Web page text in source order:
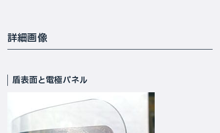
詳細画像
盾表面と電極パネル